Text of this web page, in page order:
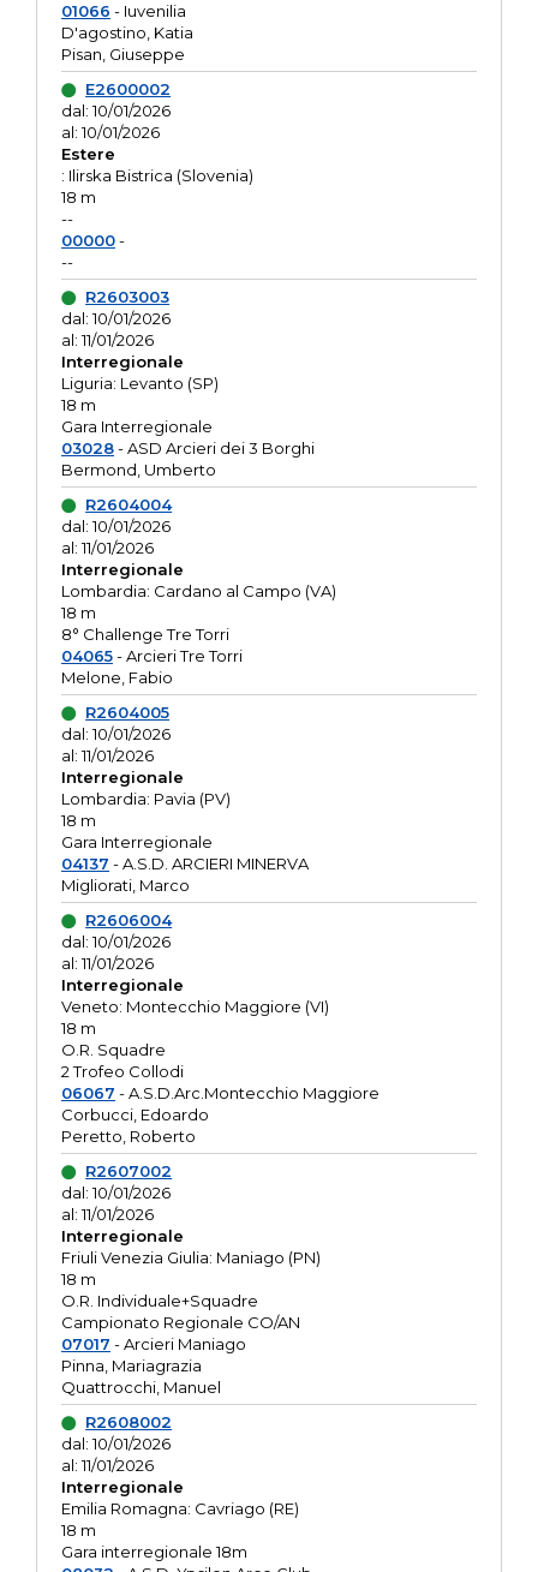
01066 - Iuvenilia
D'agostino, Katia
Pisan, Giuseppe
E2600002
dal: 10/01/2026
al: 10/01/2026
Estere
: Ilirska Bistrica (Slovenia)
18 m
--
00000-
--
R2603003
dal: 10/01/2026
al: 11/01/2026
Interregionale
Liguria: Levanto (SP)
18 m
Gara Interregionale
03028- ASD Arcieri dei 3 Borghi
Bermond, Umberto
R2604004
dal: 10/01/2026
al: 11/01/2026
Interregionale
Lombardia: Cardano al Campo (VA)
18 m
8° Challenge Tre Torri
04065- Arcieri Tre Torri
Melone, Fabio
R2604005
dal: 10/01/2026
al: 11/01/2026
Interregionale
Lombardia: Pavia (PV)
18 m
Gara Interregionale
04137 - A.S.D. ARCIERI MINERVA
Migliorati, Marco
R2606004
dal: 10/01/2026
al: 11/01/2026
Interregionale
Veneto: Montecchio Maggiore (VI)
18 m
O.R. Squadre
2 Trofeo Collodi
06067 - A.S.D.Arc.Montecchio Maggiore
Corbucci, Edoardo
Peretto, Roberto
R2607002
dal: 10/01/2026
al: 11/01/2026
Interregionale
Friuli Venezia Giulia: Maniago (PN)
18 m
O.R. Individuale+Squadre
Campionato Regionale CO/AN
07017 - Arcieri Maniago
Pinna, Mariagrazia
Quattrocchi, Manuel
R2608002
dal: 10/01/2026
al: 11/01/2026
Interregionale
Emilia Romagna: Cavriago (RE)
18 m
Gara interregionale 18m